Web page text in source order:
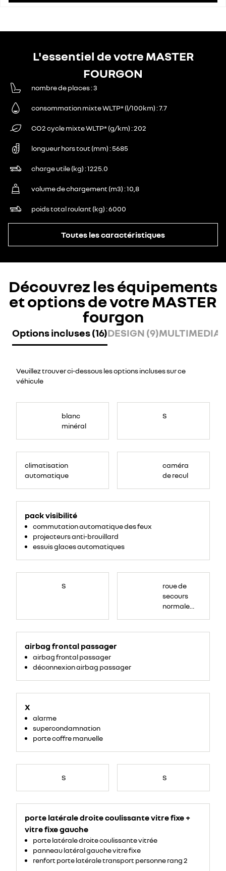
L'essentiel de votre MASTER
FOURGON
nombre de places 3
consommation mixte WLTP* (l/100km) 7.7
CO2 cycle mixte WLTP* (g/km) 202
longueur hors tout (mm) 5685
charge utile (kg) 1225.0
volume de chargement (m3) 10,8
poids total roulant (kg) 6000
Toutes les caractéristiques
Découvrez les équipements
et options de votre MASTER
fourgon
Options incluses (16)DESIGN (9)MULTIMEDIA
Veuillez trouver ci-dessous les options incluses sur ce
véhicule
blanc
minéral
S
climatisation
automatique
anti-
brouillard</li>
<li>commutation
des
</ul>
pack visibilité
commutation automatique des feux
projecteurs anti-brouillard
essuis glaces automatiques
caméra
de recul
S
airbag frontal passager
airbag frontal passager
déconnexion airbag passager
X
alarme
supercondamnation
porte coffre manuelle
roue de
secours
normale
S S
porte latérale droite coulissante vitre fixe +
vitre fixe gauche
porte latérale droite coulissante vitrée
panneau latéral gauche vitre fixe
renfort porte latérale transport personne rang 2